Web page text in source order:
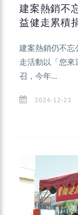
建案熱銷不
益健走累積
建案熱銷仍不忘
走活動以「您來
召，今年...
2024-12-23